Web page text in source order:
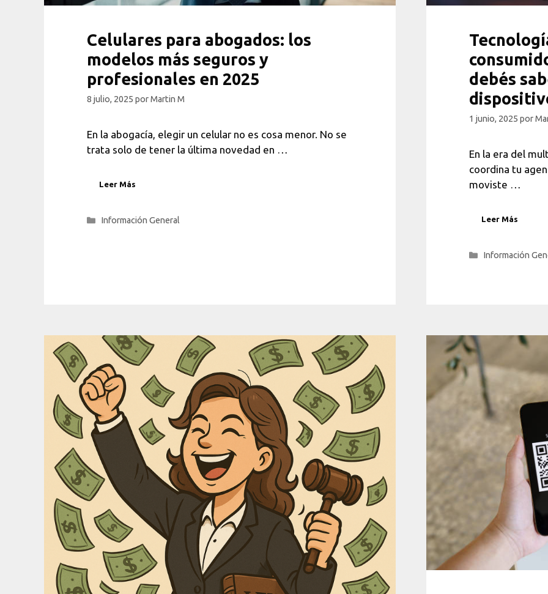
Celulares para abogados: los
modelos más seguros y
profesionales en 2025
8 julio, 2025 porMartin M
En la abogacía, elegir un celular no es cosa menor. No se
trata solo de tener la última novedad en …
Leer Más
Categorías
Información General
debés
1 junio, 2025 por
En la era del
coordina tu
moviste …
Leer Más
Categorías
Información